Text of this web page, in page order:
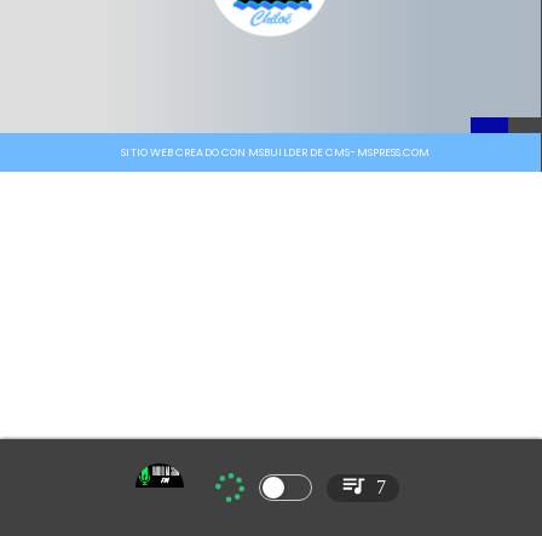
SITIO WEB CREADO CON MSBUILDER DE CMS-MSPRESS.COM
7